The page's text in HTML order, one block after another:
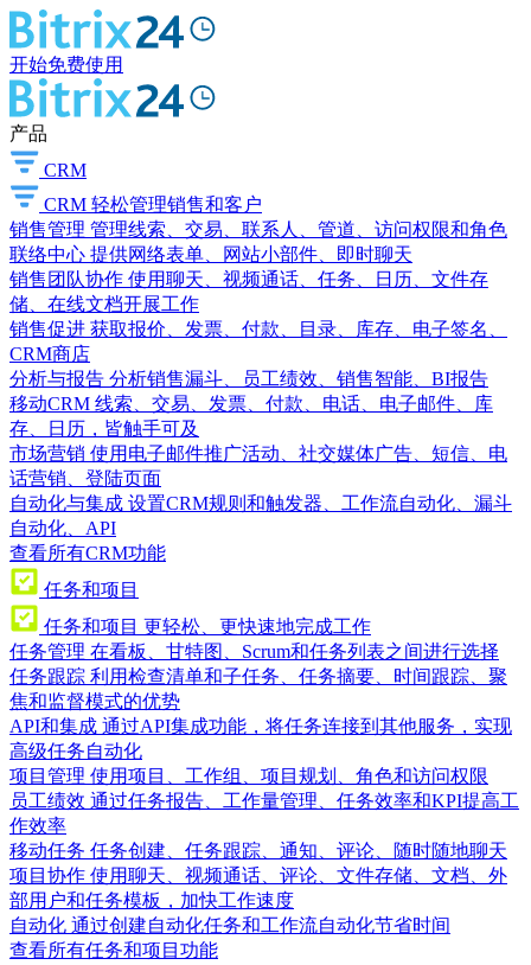
开始免费使用
产品
CRM
CRM 轻松管理销售和客户
销售管理 管理线索、交易、联系人、管道、访问权限和角色
联络中心 提供网络表单、网站小部件、即时聊天
销售团队协作 使用聊天、视频通话、任务、日历、文件存
储、在线文档开展工作
销售促进 获取报价、发票、付款、目录、库存、电子签名、
CRM商店
分析与报告 分析销售漏斗、员工绩效、销售智能、BI报告
移动CRM 线索、交易、发票、付款、电话、电子邮件、库
存、日历，皆触手可及
市场营销 使用电子邮件推广活动、社交媒体广告、短信、电
话营销、登陆页面
自动化与集成 设置CRM规则和触发器、工作流自动化、漏斗
自动化、API
查看所有CRM功能
任务和项目
任务和项目 更轻松、更快速地完成工作
任务管理 在看板、甘特图、Scrum和任务列表之间进行选择
任务跟踪 利用检查清单和子任务、任务摘要、时间跟踪、聚
焦和监督模式的优势
API和集成 通过API集成功能，将任务连接到其他服务，实现
高级任务自动化
项目管理 使用项目、工作组、项目规划、角色和访问权限
员工绩效 通过任务报告、工作量管理、任务效率和KPI提高工
作效率
移动任务 任务创建、任务跟踪、通知、评论、随时随地聊天
项目协作 使用聊天、视频通话、评论、文件存储、文档、外
部用户和任务模板，加快工作速度
自动化 通过创建自动化任务和工作流自动化节省时间
查看所有任务和项目功能